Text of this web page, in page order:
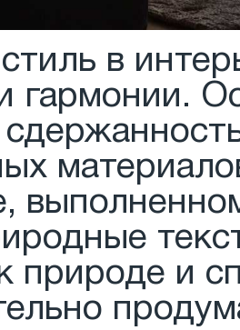
в
гармонии.
природе и